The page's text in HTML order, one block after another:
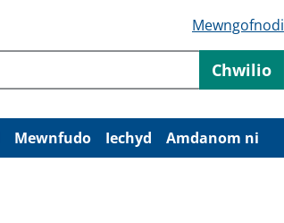
Mewngofnodi
Chwilio
Mewnfudo Iechyd Amdanom ni